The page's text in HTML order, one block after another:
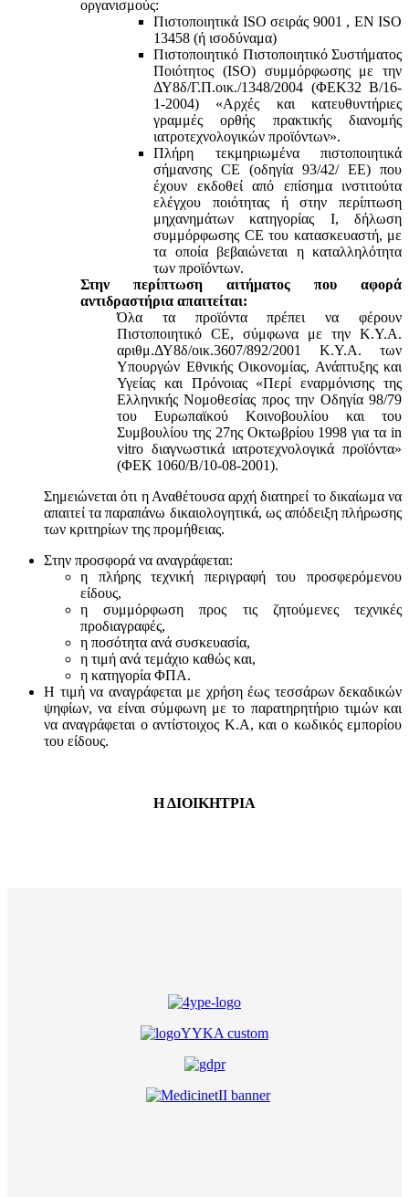
οργανισμούς:
Πιστοποιητικά ISO σειράς 9001 , ΕΝ ISO
13458 (ή ισοδύναμα)
Πιστοποιητικό Πιστοποιητικό Συστήματος
Ποιότητος (ISO) συμμόρφωσης με την
ΔΥ8δ/Γ.Π.οικ./1348/2004 (ΦΕΚ32 Β/16-
1-2004) «Αρχές και κατευθυντήριες
γραμμές ορθής πρακτικής διανομής
ιατροτεχνολογικών προϊόντων».
Πλήρη τεκμηριωμένα πιστοποιητικά
σήμανσης CE (οδηγία 93/42/ ΕΕ) που
έχουν εκδοθεί από επίσημα ινστιτούτα
ελέγχου ποιότητας ή στην περίπτωση
μηχανημάτων κατηγορίας Ι, δήλωση
συμμόρφωσης CE του κατασκευαστή, με
τα οποία βεβαιώνεται η καταλληλότητα
των προϊόντων.
Στην περίπτωση αιτήματος που αφορά
αντιδραστήρια απαιτείται:
Όλα τα προϊόντα πρέπει να φέρουν
Πιστοποιητικό CE, σύμφωνα με την Κ.Υ.Α.
αριθμ.ΔΥ8δ/οικ.3607/892/2001 Κ.Υ.Α. των
Υπουργών Εθνικής Οικονομίας, Ανάπτυξης και
Υγείας και Πρόνοιας «Περί εναρμόνισης της
Ελληνικής Νομοθεσίας προς την Οδηγία 98/79
του Ευρωπαϊκού Κοινοβουλίου και του
Συμβουλίου της 27ης Οκτωβρίου 1998 για τα in
vitro διαγνωστικά ιατροτεχνολογικά προϊόντα»
(ΦΕΚ 1060/Β/10-08-2001).
Σημειώνεται ότι η Αναθέτουσα αρχή διατηρεί το δικαίωμα να
απαιτεί τα παραπάνω δικαιολογητικά, ως απόδειξη πλήρωσης
των κριτηρίων της προμήθειας.
Στην προσφορά να αναγράφεται:
η πλήρης τεχνική περιγραφή του προσφερόμενου
είδους,
η συμμόρφωση προς τις ζητούμενες τεχνικές
προδιαγραφές,
η ποσότητα ανά συσκευασία,
η τιμή ανά τεμάχιο καθώς και,
η κατηγορία ΦΠΑ.
Η τιμή να αναγράφεται με χρήση έως τεσσάρων δεκαδικών
ψηφίων, να είναι σύμφωνη με το παρατηρητήριο τιμών και
να αναγράφεται ο αντίστοιχος Κ.Α, και ο κωδικός εμπορίου
του είδους.
Η ΔΙΟΙΚΗΤΡΙΑ